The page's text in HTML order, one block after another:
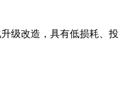
级改造，具有低损耗、投